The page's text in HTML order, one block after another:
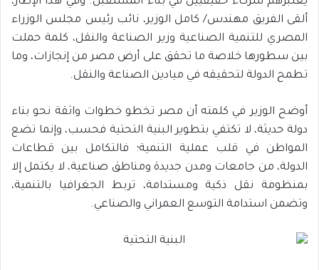
ألقى الفريق مهندس/ كامل الوزير، نائب رئيس مجلس الوزراء
المصري للتنمية الصناعية وزير الصناعة والنقل، كلمة حملت
بين سطورها خلاصة ما تحقق على أرض مصر من إنجازات، وما
تطمح الدولة لتحقيقه في ميادين الصناعة والنقل.
أوضح الوزير في كلمته أن مصر تخطو خطوات واثقة نحو بناء
دولة حديثة، لا تكتفي بتطوير البنية التحتية فحسب، وإنما تضع
المواطن في قلب عملية التنمية؛ فالتكامل بين قطاعات
الدولة، من جامعات ومدن جديدة ومناطق صناعية، لا يكتمل إلا
بمنظومة نقل ذكية ومستدامة، تربط الجغرافيا بالتنمية،
وتضمن استدامة التوسع العمراني والصناعي.